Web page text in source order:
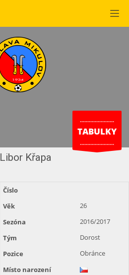
.......................
TABULKY
.......................
Libor Křapa
Číslo
Věk
26
Sezóna
2016/2017
Tým
Dorost
Pozice
Obránce
Místo narození